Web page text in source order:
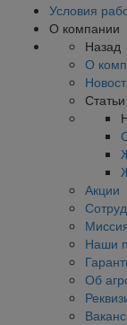
Условия
О компании
Назад
О
Статьи
Акции
Наши
Об